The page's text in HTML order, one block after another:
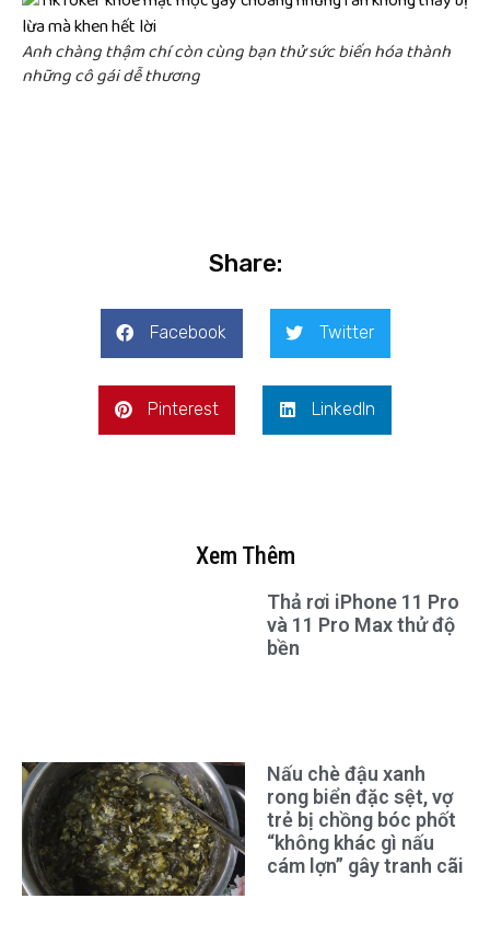
Anh chàng thậm chí còn cùng bạn thử sức biến hóa thành
những cô gái dễ thương
Share:
Facebook Twitter
Pinterest LinkedIn
Xem Thêm
Thả rơi iPhone 11 Pro
và 11 Pro Max thử độ
bền
Nấu chè đậu xanh
rong biển đặc sệt, vợ
trẻ bị chồng bóc phốt
“không khác gì nấu
cám lợn” gây tranh cãi